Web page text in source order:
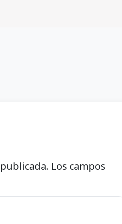
Los campos